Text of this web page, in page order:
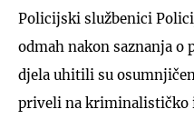
Policijski službenici
odmah nakon saznanja o
djela uhitili su
priveli na kriminalističko